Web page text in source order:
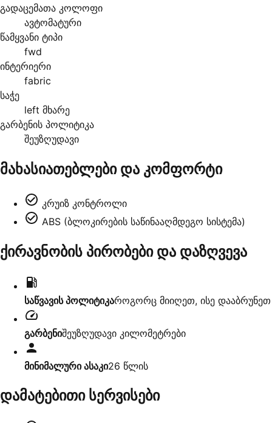
გადაცემათა კოლოფი
ავტომატური
წამყვანი ტიპი
fwd
ინტერიერი
fabric
საჭე
left მხარე
გარბენის პოლიტიკა
შეუზღუდავი
მახასიათებლები და კომფორტი
კრუიზ კონტროლი
ABS (ბლოკირების საწინააღმდეგო სისტემა)
ქირავნობის პირობები და დაზღვევა
საწვავის პოლიტიკაროგორც მიიღეთ, ისე დააბრუნეთ
გარბენიშეუზღუდავი კილომეტრები
მინიმალური ასაკი26 წლის
დამატებითი სერვისები